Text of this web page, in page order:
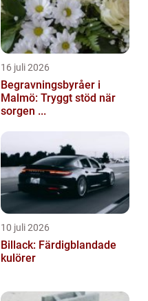
16 juli 2026
Begravningsbyråer i
Malmö: Tryggt stöd när
sorgen ...
10 juli 2026
Billack: Färdigblandade
kulörer